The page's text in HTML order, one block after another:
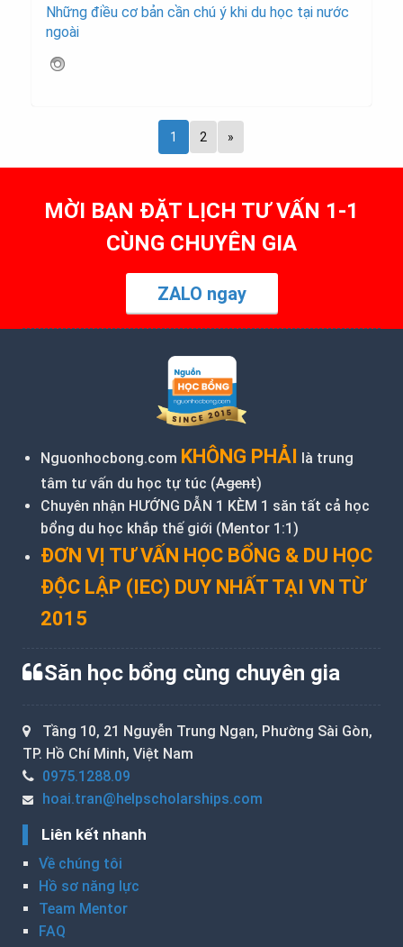
Những điều cơ bản cần chú ý khi du học tại nước
ngoài
1 2 »
MỜI BẠN ĐẶT LỊCH TƯ VẤN 1-1
CÙNG CHUYÊN GIA
ZALO ngay
Nguonhocbong.com KHÔNG PHẢI là trung
tâm tư vấn du học tự túc (Agent)
Chuyên nhận HƯỚNG DẪN 1 KÈM 1 săn tất cả học
bổng du học khắp thế giới (Mentor 1:1)
ĐƠN VỊ TƯ VẤN HỌC BỔNG & DU HỌC
ĐỘC LẬP (IEC) DUY NHẤT TẠI VN TỪ
2015
Săn học bổng cùng chuyên gia
Tầng 10, 21 Nguyễn Trung Ngạn, Phường Sài Gòn,
TP. Hồ Chí Minh, Việt Nam
0975.1288.09
hoai.tran@helpscholarships.com
Liên kết nhanh
Về chúng tôi
Hồ sơ năng lực
Team Mentor
FAQ